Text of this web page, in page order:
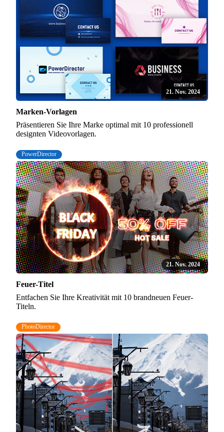
21. Nov. 2024
Marken-Vorlagen
Präsentieren Sie Ihre Marke optimal mit 10 professionell
designten Videovorlagen.
PowerDirector
21. Nov. 2024
Feuer-Titel
Entfachen Sie Ihre Kreativität mit 10 brandneuen Feuer-
Titeln.
PhotoDirector